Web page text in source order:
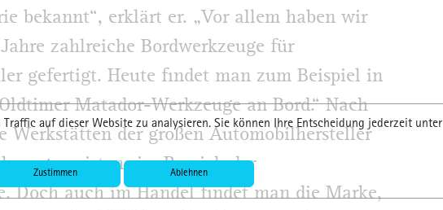
bekannt“, erklärt er. „Vor allem haben wir
zahlreiche Bordwerkzeuge für
gefertigt. Heute findet man zum Beispiel in
Matador-Werkzeuge an Bord.“ Nach
Werkstätten der großen Automobilhersteller
meistens im Bereich der
Doch auch im Handel findet man die Marke,
auf dieser Website zu analysieren. Sie können Ihre Entscheidung jederzeit unter
Zustimmen Ablehnen